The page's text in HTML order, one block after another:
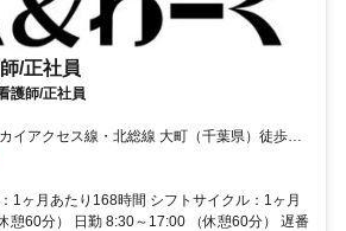
/正社員
護師/正社員
イアクセス線・北総線 大町（千葉県）徒歩約4
山西口徒歩約11分、京成成田スカイアクセス
約21分
1ヶ月あたり168時間 シフトサイクル：1ヶ月
憩60分） 日勤 8:30～17:00 （休憩60分） 遅番